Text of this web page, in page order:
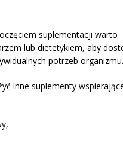
suplementacji warto
lub dietetykiem, aby
potrzeb organizmu.
inne suplementy